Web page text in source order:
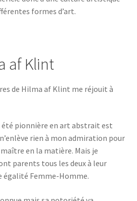
formes d’art.
af Klint
de Hilma af Klint me réjouit à
été pionnière en art abstrait est
rien à mon admiration pour
en la matière. Mais je
parents tous les deux à leur
égalité Femme-Homme.